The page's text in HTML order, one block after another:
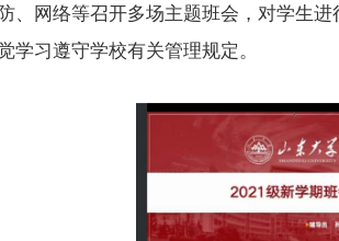
、网络等召开多场主题班会，对学生
学习遵守学校有关管理规定。